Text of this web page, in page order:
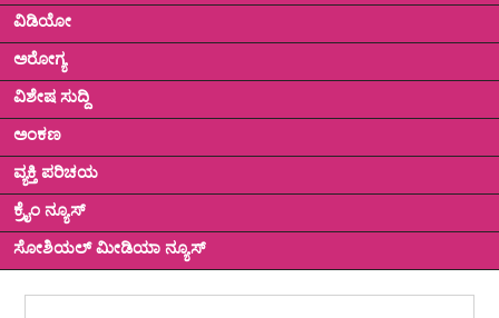
ವಿಡಿಯೋ
ಅರೋಗ್ಯ
ವಿಶೇಷ ಸುದ್ದಿ
ಅಂಕಣ
ವ್ಯಕ್ತಿ ಪರಿಚಯ
ಕ್ರೈಂ ನ್ಯೂಸ್
ಸೋಶಿಯಲ್ ಮೀಡಿಯಾ ನ್ಯೂಸ್